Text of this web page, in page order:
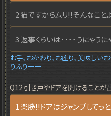
2 猫ですからムリ!!そんなこと
3 返事くらいは････うにゃうに
お手、おかわり、お座り、美味しい
りふりーー
Q12 引き戸やドアを開けることが
1 楽勝!!ドアはジャンプしてっと